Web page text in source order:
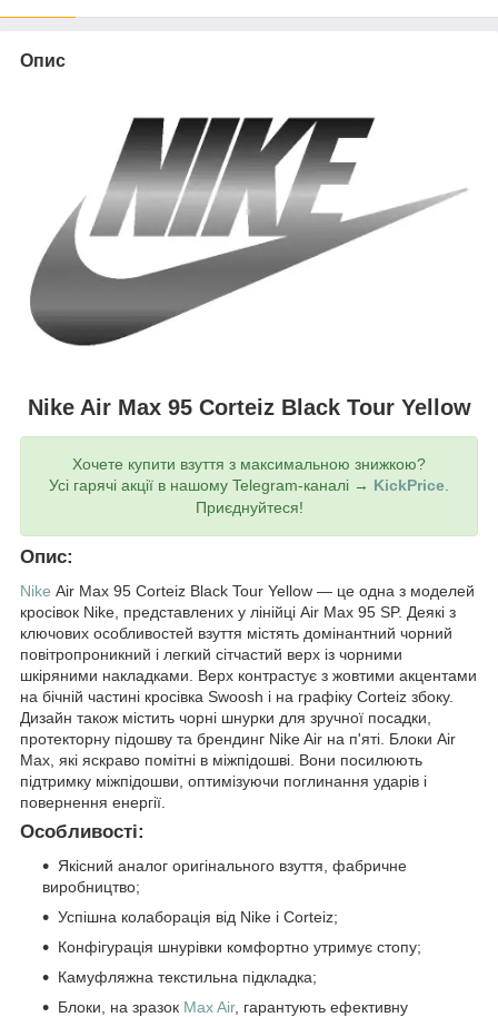
Опис
Nike Air Max 95 Corteiz Black Tour Yellow
Хочете купити взуття з максимальною знижкою?
Усі гарячі акції в нашому Telegram-каналі → KickPrice.
Приєднуйтеся!
Опис:
Nike Air Max 95 Corteiz Black Tour Yellow — це одна з моделей
кросівок Nike, представлених у лінійці Air Max 95 SP. Деякі з
ключових особливостей взуття містять домінантний чорний
повітропроникний і легкий сітчастий верх із чорними
шкіряними накладками. Верх контрастує з жовтими акцентами
на бічній частині кросівка Swoosh і на графіку Corteiz збоку.
Дизайн також містить чорні шнурки для зручної посадки,
протекторну підошву та брендинг Nike Air на п'яті. Блоки Air
Max, які яскраво помітні в міжпідошві. Вони посилюють
підтримку міжпідошви, оптимізуючи поглинання ударів і
повернення енергії.
Особливості:
Якісний аналог оригінального взуття, фабричне
виробництво;
Успішна колаборація від Nike і Corteiz;
Конфігурація шнурівки комфортно утримує стопу;
Камуфляжна текстильна підкладка;
Блоки, на зразок Max Air, гарантують ефективну